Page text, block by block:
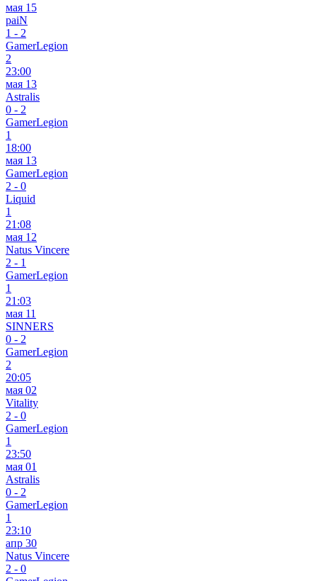
мая 15
paiN
1 - 2
GamerLegion
2
23:00
мая 13
Astralis
0 - 2
GamerLegion
1
18:00
мая 13
GamerLegion
2 - 0
Liquid
1
21:08
мая 12
Natus Vincere
2 - 1
GamerLegion
1
21:03
мая 11
SINNERS
0 - 2
GamerLegion
2
20:05
мая 02
Vitality
2 - 0
GamerLegion
1
23:50
мая 01
Astralis
0 - 2
GamerLegion
1
23:10
апр 30
Natus Vincere
2 - 0